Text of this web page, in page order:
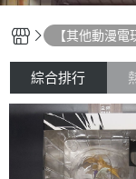
【其他動漫電
關】
綜合排行